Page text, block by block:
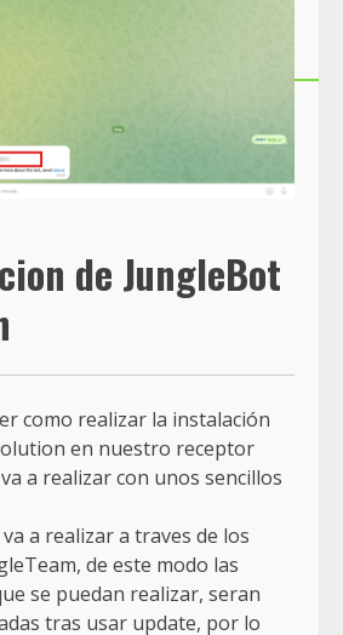
de JungleBot
como realizar la instalación
en nuestro receptor
a realizar con unos sencillos
a realizar a traves de los
de este modo las
se puedan realizar, seran
tras usar update, por lo